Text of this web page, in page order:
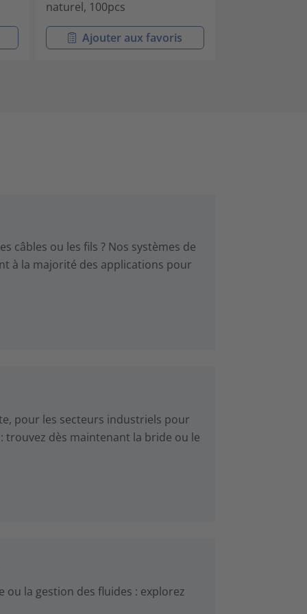
naturel, 100pcs
Ajouter aux favoris
câbles ou les fils ? Nos systèmes de
à la majorité des applications pour
pour les secteurs industriels pour
trouvez dès maintenant la bride ou le
ou la gestion des fluides : explorez